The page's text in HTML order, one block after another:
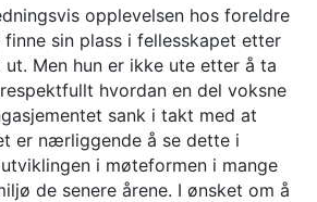
opplevelsen hos foreldre
sin plass i fellesskapet etter
Men hun er ikke ute etter å ta
hvordan en del voksne
sank i takt med at
er nærliggende å se dette i
i møteformen i mange
de senere årene. I ønsket om å